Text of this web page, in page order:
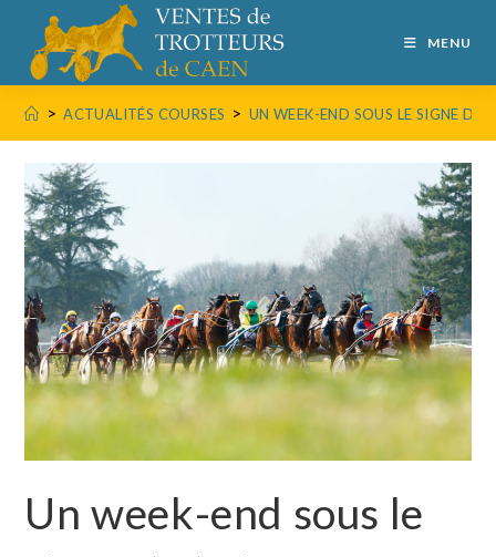
MENU
> ACTUALITÉS COURSES > UN WEEK-END SOUS LE SIGNE DE
Un week-end sous le